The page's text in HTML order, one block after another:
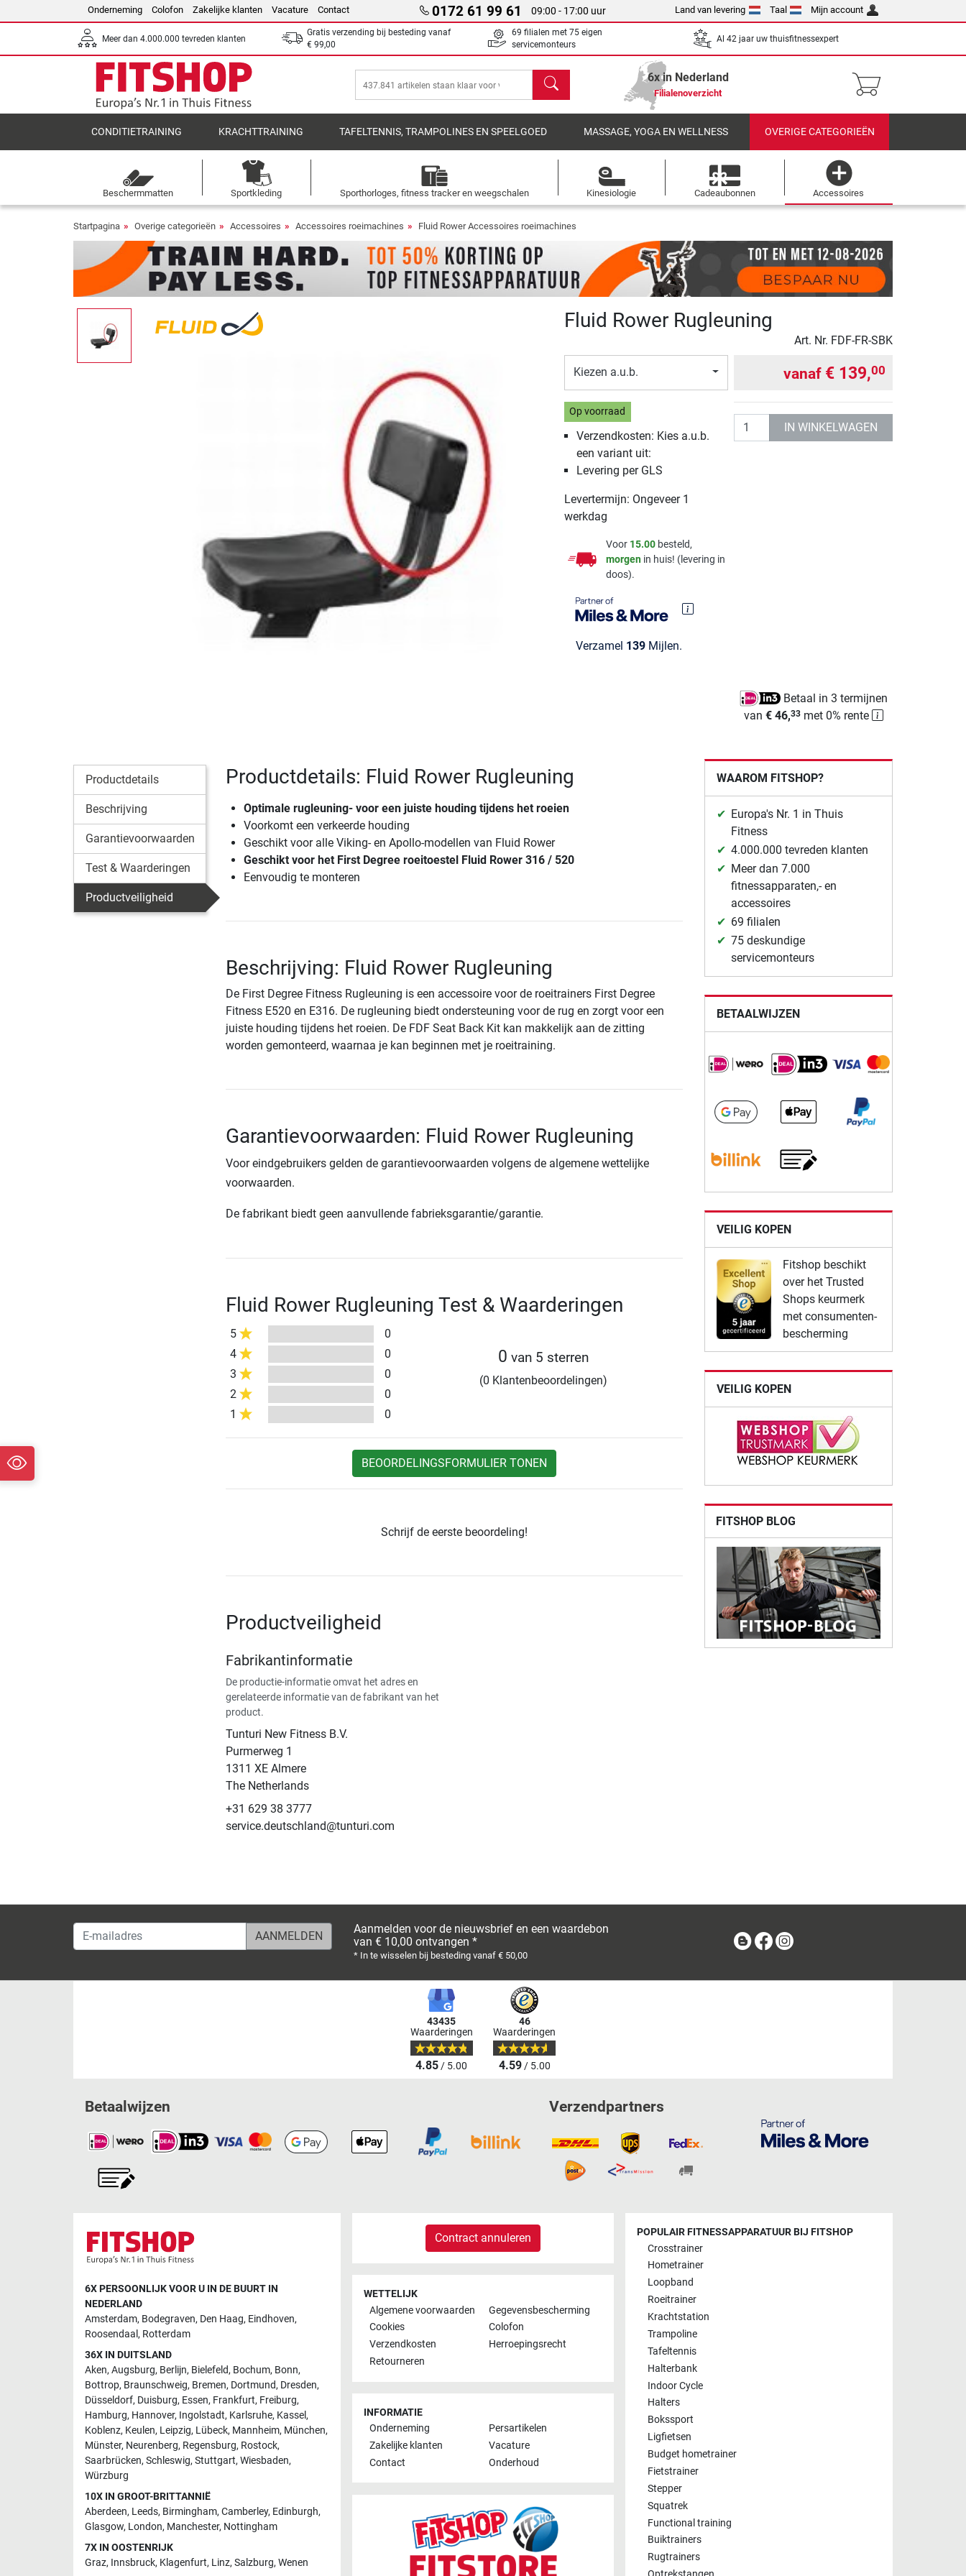
Onderneming Colofon Zakelijke klanten Vacature Contact 0172 61 99 61 09:00 - 17:00 uur Land van levering Taal Mijn account
Meer dan 4.000.000 tevreden klanten
Gratis verzending bij besteding vanaf
€ 99,00
69 filialen met 75 eigen
servicemonteurs
Al 42 jaar uw thuisfitnessexpert
Zoeken 6x in Nederland
Filialenoverzicht
CONDITIETRAINING KRACHTTRAINING TAFELTENNIS, TRAMPOLINES EN SPEELGOED MASSAGE, YOGA EN WELLNESS OVERIGE CATEGORIEËN
Beschermmatten Sportkleding Sporthorloges, fitness tracker en weegschalen Kinesiologie Cadeaubonnen Accessoires
Startpagina Overige categorieën Accessoires Accessoires roeimachines Fluid Rower Accessoires roeimachines
Fluid Rower Rugleuning
Art. Nr. FDF-FR-SBK
Kiezen a.u.b.
Op voorraad
Verzendkosten: Kies a.u.b.
een variant uit:
Levering per GLS
Levertermijn: Ongeveer 1
werkdag
Voor 15.00besteld,
morgenin huis! (levering in
doos).
Verzamel 139Mijlen.
vanaf € 139,00
Aantal IN WINKELWAGEN
Betaal in 3 termijnen
van € 46,33met 0% rente
Productdetails
Beschrijving
Garantievoorwaarden
Test & Waarderingen
Productveiligheid
Productdetails: Fluid Rower Rugleuning
Optimale rugleuning- voor een juiste houding tijdens het roeien
Voorkomt een verkeerde houding
Geschikt voor alle Viking- en Apollo-modellen van Fluid Rower
Geschikt voor het First Degree roeitoestel Fluid Rower 316 / 520
Eenvoudig te monteren
Beschrijving: Fluid Rower Rugleuning
De First Degree Fitness Rugleuning is een accessoire voor de roeitrainers First Degree
Fitness E520 en E316. De rugleuning biedt ondersteuning voor de rug en zorgt voor een
juiste houding tijdens het roeien. De FDF Seat Back Kit kan makkelijk aan de zitting
worden gemonteerd, waarnaa je kan beginnen met je roeitraining.
Garantievoorwaarden: Fluid Rower Rugleuning
Voor eindgebruikers gelden de garantievoorwaarden volgens de algemene wettelijke
voorwaarden.
De fabrikant biedt geen aanvullende fabrieksgarantie/garantie.
Fluid Rower Rugleuning Test & Waarderingen
5
0
4
0
3
0
2
0
1
0
0 van 5 sterren
(0 Klantenbeoordelingen)
BEOORDELINGSFORMULIER TONEN
Schrijf de eerste beoordeling!
Productveiligheid
Fabrikantinformatie
De productie-informatie omvat het adres en
gerelateerde informatie van de fabrikant van het
product.
Tunturi New Fitness B.V.
​Purmerweg 1
1311 XE Almere
The Netherlands
+31 629 38 3777
service.deutschland@tunturi.com
WAAROM FITSHOP?
Europa's Nr. 1 in Thuis
Fitness
4.000.000 tevreden klanten
Meer dan 7.000
fitnessapparaten,- en
accessoires
69 filialen
75 deskundige
servicemonteurs
BETAALWIJZEN
VEILIG KOPEN
Fitshop beschikt
over het Trusted
Shops keurmerk
met consumenten-
bescherming
VEILIG KOPEN
FITSHOP BLOG
E-mailadres
Aanmelden voor de nieuwsbrief en een waardebon
van € 10,00 ontvangen *
* In te wisselen bij besteding vanaf € 50,00
BlogFacebook
43435
Waarderingen
4.85/ 5.00
46
Waarderingen
4.59/ 5.00
Betaalwijzen Verzendpartners
6X PERSOONLIJK VOOR U IN DE BUURT IN
NEDERLAND
Amsterdam, Bodegraven, Den Haag, Eindhoven,
Roosendaal, Rotterdam
36X IN DUITSLAND
Aken, Augsburg, Berlijn, Bielefeld, Bochum, Bonn,
Bottrop, Braunschweig, Bremen, Dortmund, Dresden,
Düsseldorf, Duisburg, Essen, Frankfurt, Freiburg,
Hamburg, Hannover, Ingolstadt, Karlsruhe, Kassel,
Koblenz, Keulen, Leipzig, Lübeck, Mannheim, München,
Münster, Neurenberg, Regensburg, Rostock,
Saarbrücken, Schleswig, Stuttgart, Wiesbaden,
Würzburg
10X IN GROOT-BRITTANNIË
Aberdeen, Leeds, Birmingham, Camberley, Edinburgh,
Glasgow, London, Manchester, Nottingham
7X IN OOSTENRIJK
Graz, Innsbruck, Klagenfurt, Linz, Salzburg, Wenen
Contract annuleren
WETTELIJK
Algemene voorwaarden
Gegevensbescherming
Cookies
Colofon
Verzendkosten
Herroepingsrecht
Retourneren
INFORMATIE
Onderneming
Persartikelen
Zakelijke klanten
Vacature
Contact
Onderhoud
POPULAIR FITNESSAPPARATUUR BIJ FITSHOP
Crosstrainer
Hometrainer
Loopband
Roeitrainer
Krachtstation
Trampoline
Tafeltennis
Halterbank
Indoor Cycle
Halters
Bokssport
Ligfietsen
Budget hometrainer
Fietstrainer
Stepper
Squatrek
Functional training
Buiktrainers
Rugtrainers